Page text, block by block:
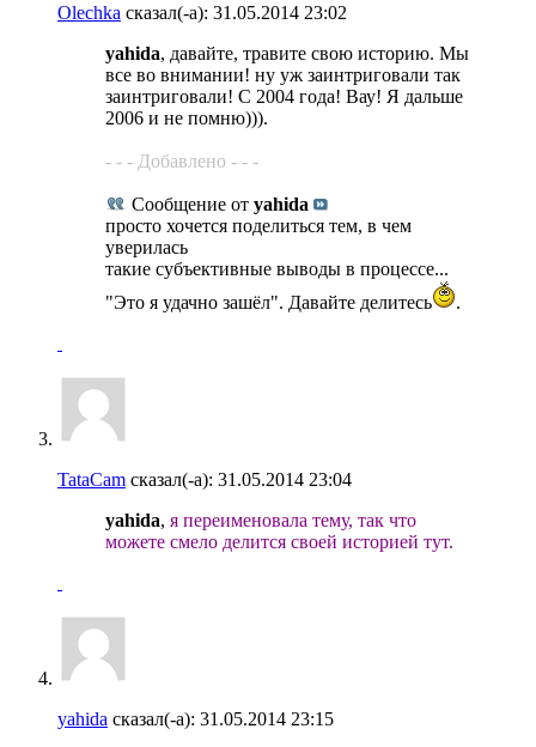
Olechka сказал(-а): 31.05.2014 23:02
yahida, давайте, травите свою историю. Мы
все во внимании! ну уж заинтриговали так
заинтриговали! С 2004 года! Вау! Я дальше
2006 и не помню))).
- - - Добавлено - - -
Сообщение от yahida
просто хочется поделиться тем, в чем
уверилась
такие субъективные выводы в процессе...
"Это я удачно зашёл". Давайте делитесь
.
TataCam сказал(-а): 31.05.2014 23:04
yahida, я переименовала тему, так что
можете смело делится своей историей тут.
yahida сказал(-а): 31.05.2014 23:15